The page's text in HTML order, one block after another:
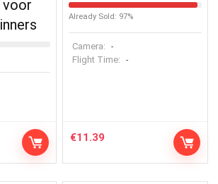
voor
Already Sold: 97%
Camera: -
Flight Time: -
€11.39